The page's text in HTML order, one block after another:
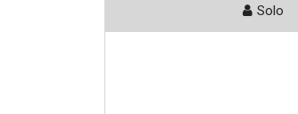
Solo